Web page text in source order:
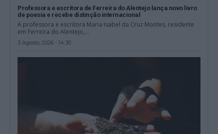
Professora e escritora de Ferreira do Alentejo lança novo livro
de poesia e recebe distinção internacional
A professora e escritora Maria Isabel da Cruz Montes, residente
em Ferreira do Alentejo,...
3 Agosto, 2026 - 14:30